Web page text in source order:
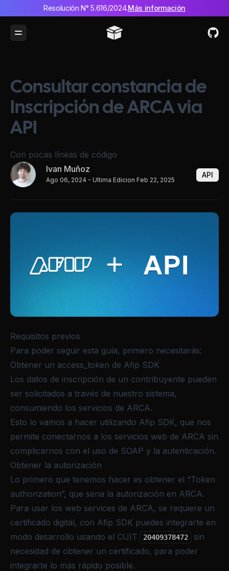
Resolución N° 5.616/2024.Más información
Toggle Menu
Consultar constancia de
Inscripción de ARCA via
API
Con pocas líneas de código
Ivan Muñoz
Ago 06, 2024 - Ultima Edicion Feb 22, 2025
API
Requisitos previos
Para poder seguir esta guía, primero necesitarás:
Obtener un access_token de Afip SDK
Los datos de inscripción de un contribuyente pueden
ser solicitados a través de nuestro sistema,
consumiendo los servicios de ARCA.
Esto lo vamos a hacer utilizando Afip SDK, que nos
permite conectarnos a los servicios web de ARCA sin
complicarnos con el uso de SOAP y la autenticación.
Obtener la autorización
Lo primero que tenemos hacer es obtener el “Token
authorization”, que seria la autorización en ARCA.
Para usar los web services de ARCA, se requiere un
certificado digital, con Afip SDK puedes integrarte en
modo desarrollo usando el CUIT
20409378472
sin
necesidad de obtener un certificado, para poder
integrarte lo más rápido posible.